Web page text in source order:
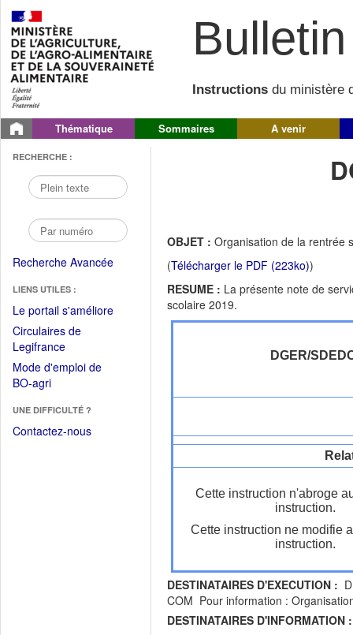
Instructions du ministère
Thématique Sommaires A venir
RECHERCHE :
Recherche Avancée
LIENS UTILES :
Le portail s'améliore(Fichier
Circulaires de
Legifrance(Ouvrir
dans
une
fenêtre)
Mode d'emploi de
BO-agri(Ouvrir
une
nouvelle
UNE DIFFICULTÉ ?
Contactez-nous
OBJET : Organisation de la rentrée
(Télécharger le PDF (223ko))
RESUME : La présente note de
scolaire 2019.
DGER/
Cette instruction n'abroge
instruction.
Cette instruction ne modifie
instruction.
DESTINATAIRES D'EXECUTION :
COM Pour information :
DESTINATAIRES D'INFORMATION :